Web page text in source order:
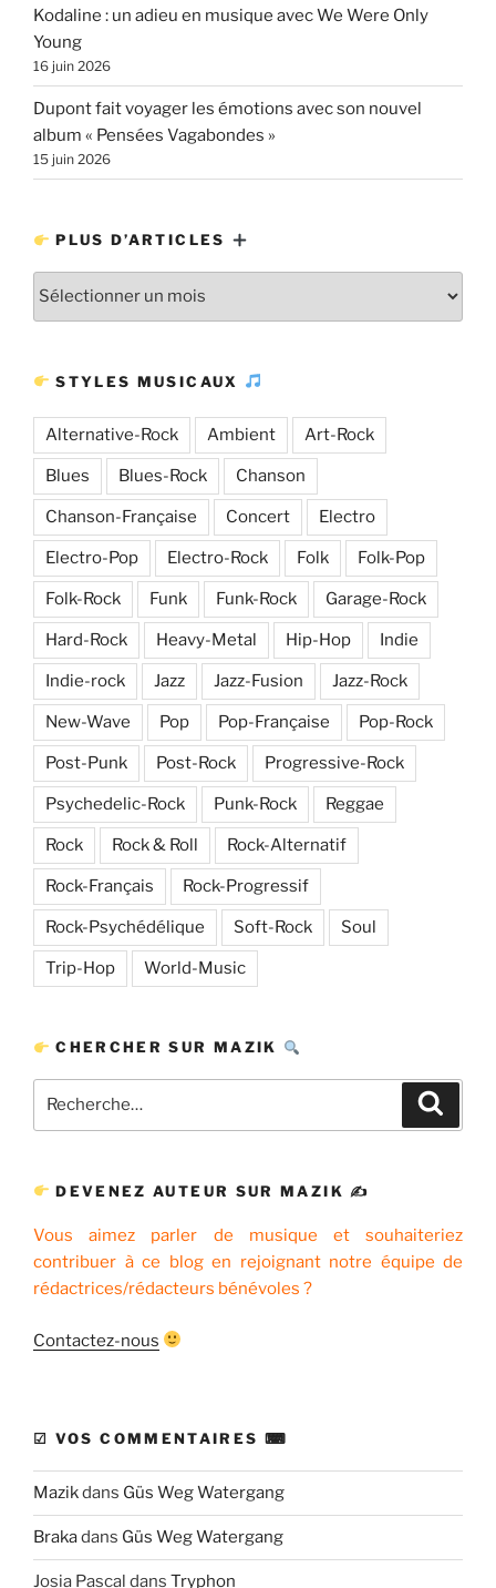
Kodaline : un adieu en musique avec We Were Only
Young
16 juin 2026
Dupont fait voyager les émotions avec son nouvel
album « Pensées Vagabondes »
15 juin 2026
PLUS D’ARTICLES
STYLES MUSICAUX
Alternative-Rock Ambient Art-Rock
Blues Blues-Rock Chanson
Chanson-Française Concert Electro
Electro-Pop Electro-Rock Folk Folk-Pop
Folk-Rock Funk Funk-Rock Garage-Rock
Hard-Rock Heavy-Metal Hip-Hop Indie
Indie-rock Jazz Jazz-Fusion Jazz-Rock
New-Wave Pop Pop-Française Pop-Rock
Post-Punk Post-Rock Progressive-Rock
Psychedelic-Rock Punk-Rock Reggae
Rock Rock & Roll Rock-Alternatif
Rock-Français Rock-Progressif
Rock-Psychédélique Soft-Rock Soul
Trip-Hop World-Music
CHERCHER SUR MAZIK
pour
DEVENEZ AUTEUR SUR MAZIK ✍
Vous aimez parler de musique et souhaiteriez
contribuer à ce blog en rejoignant notre équipe de
rédactrices/rédacteurs bénévoles ?
Contactez-nous
☑ VOS COMMENTAIRES ⌨
Mazikdans Güs Weg Watergang
Brakadans Güs Weg Watergang
Josia Pascal dans Tryphon